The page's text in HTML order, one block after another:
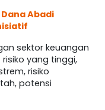
Dana Abadi
sektor keuangan
yang tinggi,
risiko
potensi